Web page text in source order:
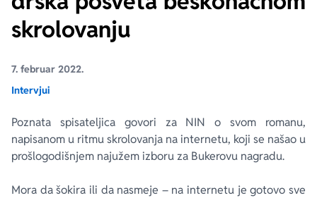
skrolovanju
7. februar 2022.
Intervjui
Poznata spisateljica govori za NIN o svom romanu,
napisanom u ritmu skrolovanja na internetu, koji se našao u
prošlogodišnjem najužem izboru za Bukerovu nagradu.
Mora da šokira ili da nasmeje – na internetu je gotovo sve
Ekranizovane knjige
Za poklon
E-knjige
Autori
Poezija
Lični razvoj i popularna psihologija
Biografija
Bojan Ljubenović
Dejan Tiago-Stanković
Milica Jakovljević Mir-Jam
Peter Handke
Harlan Koben
Elif Šafak